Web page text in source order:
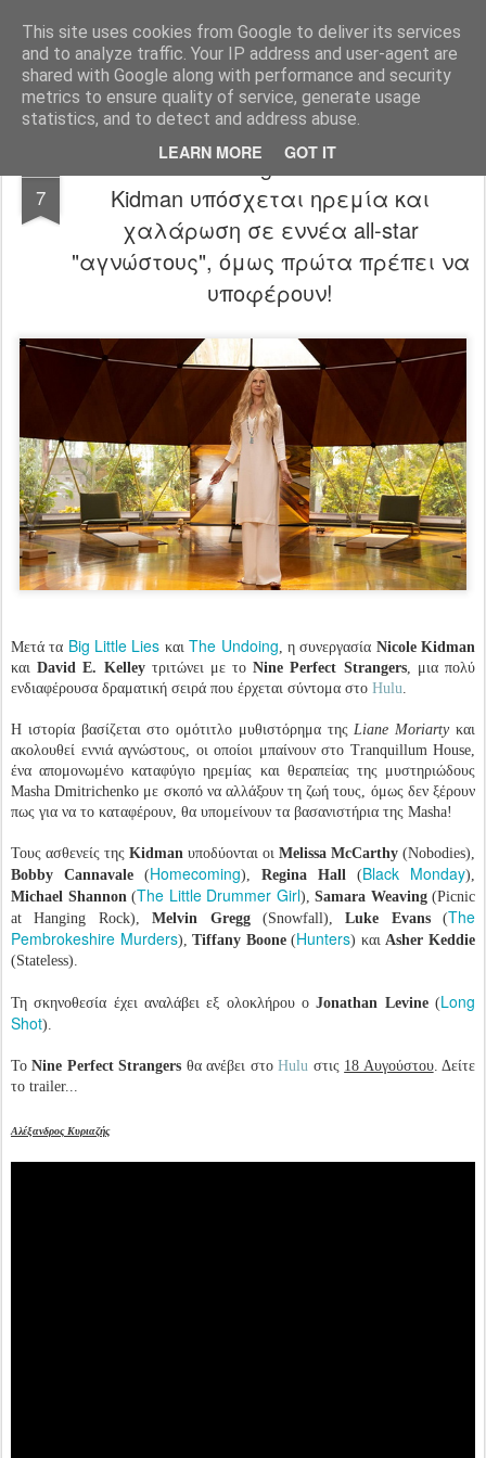
This site uses cookies from Google to deliver its services
and to analyze traffic. Your IP address and user-agent are
shared with Google along with performance and security
metrics to ensure quality of service, generate usage
statistics, and to detect and address abuse.
LEARN MORE GOT IT
FilmBoy
7
Nine Perfect Strangers trailer: Η Nicole
Kidman υπόσχεται ηρεμία και
χαλάρωση σε εννέα all-star
"αγνώστους", όμως πρώτα πρέπει να
υποφέρουν!
Μετά τα Big Little Lies καιThe Undoing, η συνεργασία Nicole Kidman
καιDavid E. Kelleyτριτώνει με τοNine Perfect Strangers, μια πολύ
ενδιαφέρουσα δραματική σειρά που έρχεται σύντομα στο Hulu.
Η ιστορία βασίζεται στο ομότιτλο μυθιστόρημα τηςLiane Moriartyκαι
ακολουθεί εννιά αγνώστους, οι οποίοι μπαίνουν στο Tranquillum House,
ένα απομονωμένο καταφύγιο ηρεμίας και θεραπείας της μυστηριώδους
Masha Dmitrichenko με σκοπό να αλλάξουν τη ζωή τους, όμως δεν ξέρουν
πως για να το καταφέρουν, θα υπομείνουν τα βασανιστήρια της Masha!
Τους ασθενείς της Kidman υποδύονται οι Melissa McCarthy (Nobodies),
Bobby Cannavale (Homecoming), Regina Hall (Black Monday),
Michael Shannon(The Little Drummer Girl), Samara Weaving(Picnic
at Hanging Rock),Melvin Gregg(Snowfall),Luke Evans(The
Pembrokeshire Murders),Tiffany Boone(Hunters) καιAsher Keddie
(Stateless).
Τη σκηνοθεσία έχει αναλάβει εξ ολοκλήρου οJonathan Levine(Long
Shot).
ΤοNine Perfect Strangers θα ανέβει στοHulu στις 18 Αυγούστου. Δείτε
το trailer...
Αλέξανδρος Κυριαζής